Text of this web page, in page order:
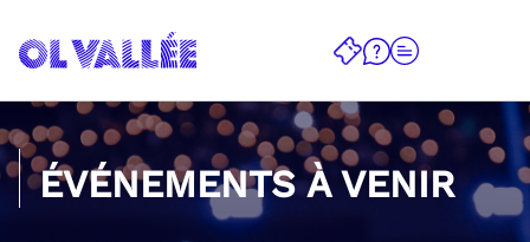
ÉVÉNEMENTS À VENIR